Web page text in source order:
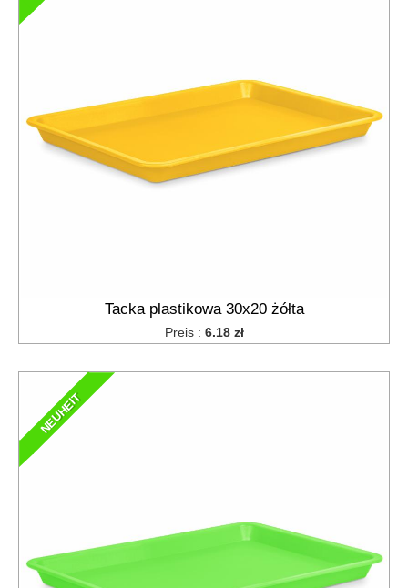
Tacka plastikowa 30x20 żółta
Preis : 6.18 zł
NEUHEIT